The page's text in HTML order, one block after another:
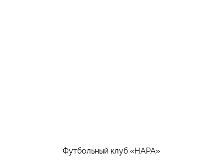
Футбольный клуб «НАРА»